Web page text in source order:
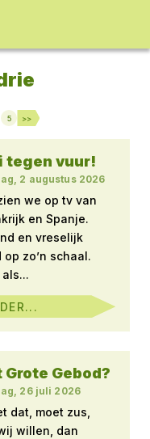
Berichten
5 >>
tegen vuur!
2 augustus 2026
we op tv van
en Spanje.
en vreselijk
zo’n schaal.
Gebod?
26 juli 2026
dat, moet zus,
willen, dan